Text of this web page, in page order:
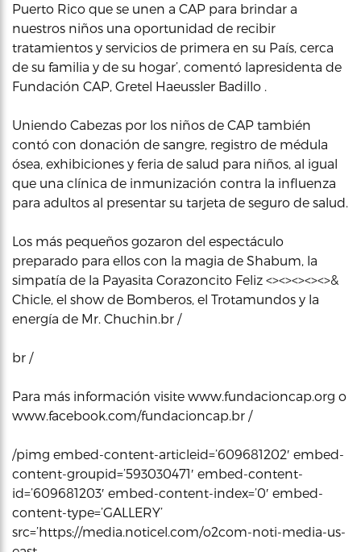
Puerto Rico que se unen a CAP para brindar a
nuestros niños una oportunidad de recibir
tratamientos y servicios de primera en su País, cerca
de su familia y de su hogar’, comentó lapresidenta de
Fundación CAP, Gretel Haeussler Badillo .
Uniendo Cabezas por los niños de CAP también
contó con donación de sangre, registro de médula
ósea, exhibiciones y feria de salud para niños, al igual
que una clínica de inmunización contra la influenza
para adultos al presentar su tarjeta de seguro de salud.
Los más pequeños gozaron del espectáculo
preparado para ellos con la magia de Shabum, la
simpatía de la Payasita Corazoncito Feliz <><><><><>&
Chicle, el show de Bomberos, el Trotamundos y la
energía de Mr. Chuchin.br /
br /
Para más información visite www.fundacioncap.org o
www.facebook.com/fundacioncap.br /
/pimg embed-content-articleid=’609681202′ embed-
content-groupid=’593030471′ embed-content-
id=’609681203′ embed-content-index=’0′ embed-
content-type=’GALLERY’
src=’https://media.noticel.com/o2com-noti-media-us-